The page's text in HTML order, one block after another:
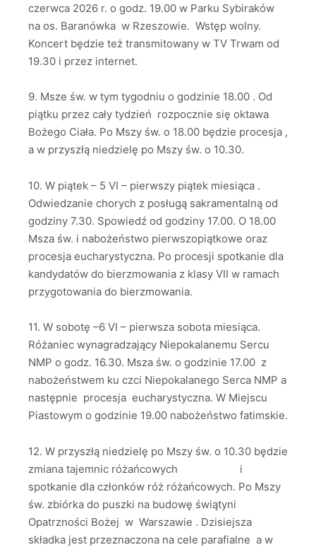
czerwca 2026 r. o godz. 19.00 w Parku Sybiraków
na os. Baranówka w Rzeszowie. Wstęp wolny.
Koncert będzie też transmitowany w TV Trwam od
19.30 i przez internet.
9. Msze św. w tym tygodniu o godzinie 18.00 . Od
piątku przez cały tydzień rozpocznie się oktawa
Bożego Ciała. Po Mszy św. o 18.00 będzie procesja ,
a w przyszłą niedzielę po Mszy św. o 10.30.
10. W piątek – 5 VI – pierwszy piątek miesiąca .
Odwiedzanie chorych z posługą sakramentalną od
godziny 7.30. Spowiedź od godziny 17.00. O 18.00
Msza św. i nabożeństwo pierwszopiątkowe oraz
procesja eucharystyczna. Po procesji spotkanie dla
kandydatów do bierzmowania z klasy VII w ramach
przygotowania do bierzmowania.
11. W sobotę –6 VI – pierwsza sobota miesiąca.
Różaniec wynagradzający Niepokalanemu Sercu
NMP o godz. 16.30. Msza św. o godzinie 17.00 z
nabożeństwem ku czci Niepokalanego Serca NMP a
następnie procesja eucharystyczna. W Miejscu
Piastowym o godzinie 19.00 nabożeństwo fatimskie.
12. W przyszłą niedzielę po Mszy św. o 10.30 będzie
zmiana tajemnic różańcowych i
spotkanie dla członków róż różańcowych. Po Mszy
św. zbiórka do puszki na budowę świątyni
Opatrzności Bożej w Warszawie . Dzisiejsza
składka jest przeznaczona na cele parafialne a w